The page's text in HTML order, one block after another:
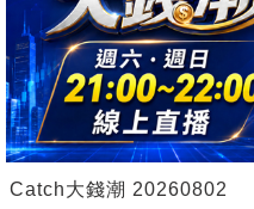
Catch大錢潮 20260802